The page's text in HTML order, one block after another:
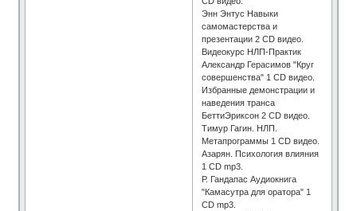
Энн Энтус Навыки
самомастерства и
презентации 2 CD видео.
Видеокурс НЛП-Практик
Александр Герасимов "Круг
совершенства" 1 CD видео.
Избранные демонстрации и
наведения транса
БеттиЭриксон 2 CD видео.
Тимур Гагин. НЛП.
Метапрограммы 1 CD видео.
Азарян. Психология влияния
1 CD mp3.
Р. Гандапас Аудиокнига
"Камасутра для оратора" 1
СD mp3.